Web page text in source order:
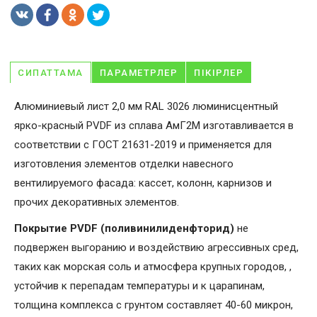
СИПАТТАМА ПАРАМЕТРЛЕР ПІКІРЛЕР
Алюминиевый лист 2,0 мм RAL 3026 люминисцентный
ярко-красный PVDF из сплава АмГ2М изготавливается в
соответствии с ГОСТ 21631-2019 и применяется для
изготовления элементов отделки навесного
вентилируемого фасада: кассет, колонн, карнизов и
прочих декоративных элементов.
Покрытие PVDF (поливинилиденфторид) не
подвержен выгоранию и воздействию агрессивных сред,
таких как морская соль и атмосфера крупных городов, ,
устойчив к перепадам температуры и к царапинам,
толщина комплекса с грунтом составляет 40-60 микрон,